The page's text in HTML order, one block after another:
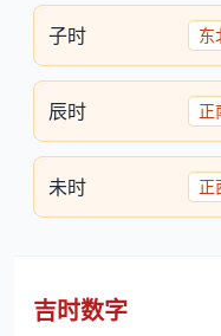
子时 东
辰时 正
未时 正
吉时数字